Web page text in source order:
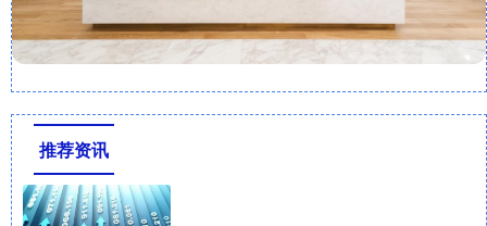
推荐资讯